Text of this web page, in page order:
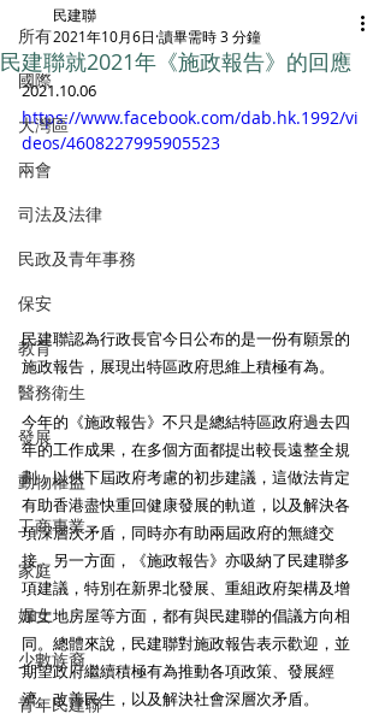
所有
國際
大灣區
兩會
司法及法律
民政及青年事務
保安
教育
醫務衛生
發展
動物權益
工商專業
家庭
婦女
少數族裔
青年民建聯
民建聯就2021年《施政報告》的回應
民建聯
2021年10月6日 讀畢需時 3 分鐘
2021.10.06
https://www.facebook.com/dab.hk.1992/vi
deos/4608227995905523
民建聯認為行政長官今日公布的是一份有願景的
施政報告，展現出特區政府思維上積極有為。
今年的《施政報告》不只是總結特區政府過去四
年的工作成果，在多個方面都提出較長遠整全規
劃，以供下屆政府考慮的初步建議，這做法肯定
有助香港盡快重回健康發展的軌道，以及解決各
項深層次矛盾，同時亦有助兩屆政府的無縫交
接。另一方面，《施政報告》亦吸納了民建聯多
項建議，特別在新界北發展、重組政府架構及增
加土地房屋等方面，都有與民建聯的倡議方向相
同。總體來說，民建聯對施政報告表示歡迎，並
期望政府繼續積極有為推動各項政策、發展經
濟、改善民生，以及解決社會深層次矛盾。